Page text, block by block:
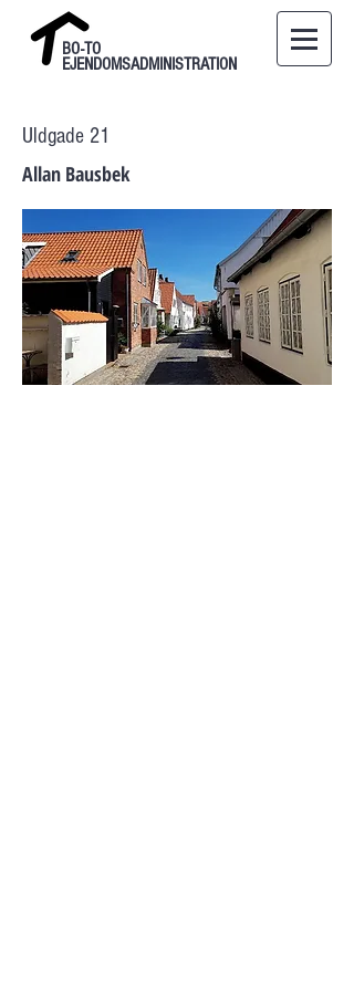
BO-TO
EJENDOMSADMINISTRATION
Uldgade 21
Allan Bausbek